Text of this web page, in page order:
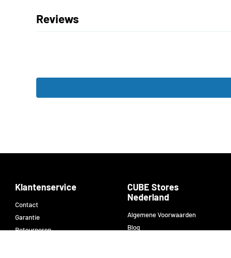
Reviews
Klantenservice
Contact
Garantie
Retourneren
CUBE Stores
Nederland
Algemene Voorwaarden
Blog